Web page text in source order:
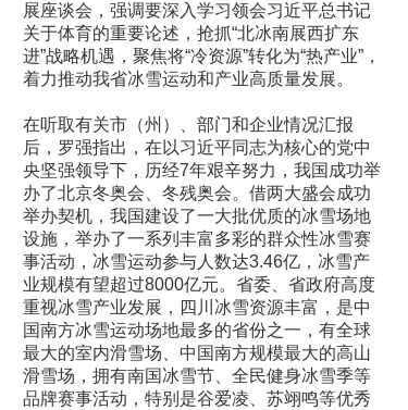
展座谈会，强调要深入学习领会习近平总书记
关于体育的重要论述，抢抓“北冰南展西扩东
进”战略机遇，聚焦将“冷资源”转化为“热产业”，
着力推动我省冰雪运动和产业高质量发展。
在听取有关市（州）、部门和企业情况汇报
后，罗强指出，在以习近平同志为核心的党中
央坚强领导下，历经7年艰辛努力，我国成功举
办了北京冬奥会、冬残奥会。借两大盛会成功
举办契机，我国建设了一大批优质的冰雪场地
设施，举办了一系列丰富多彩的群众性冰雪赛
事活动，冰雪运动参与人数达3.46亿，冰雪产
业规模有望超过8000亿元。省委、省政府高度
重视冰雪产业发展，四川冰雪资源丰富，是中
国南方冰雪运动场地最多的省份之一，有全球
最大的室内滑雪场、中国南方规模最大的高山
滑雪场，拥有南国冰雪节、全民健身冰雪季等
品牌赛事活动，特别是谷爱凌、苏翊鸣等优秀